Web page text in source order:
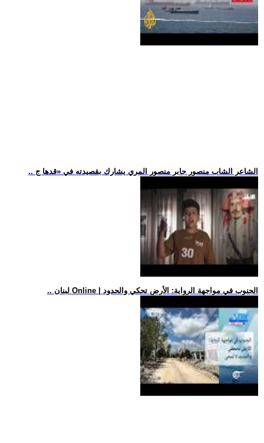
.. الشاعر الشاب منصور جابر منصور المري يشارك بقصيدته في «قدها ج
.. لبنان Online | الجنوب في مواجهة الرواية: الأرض تحكي والحدود